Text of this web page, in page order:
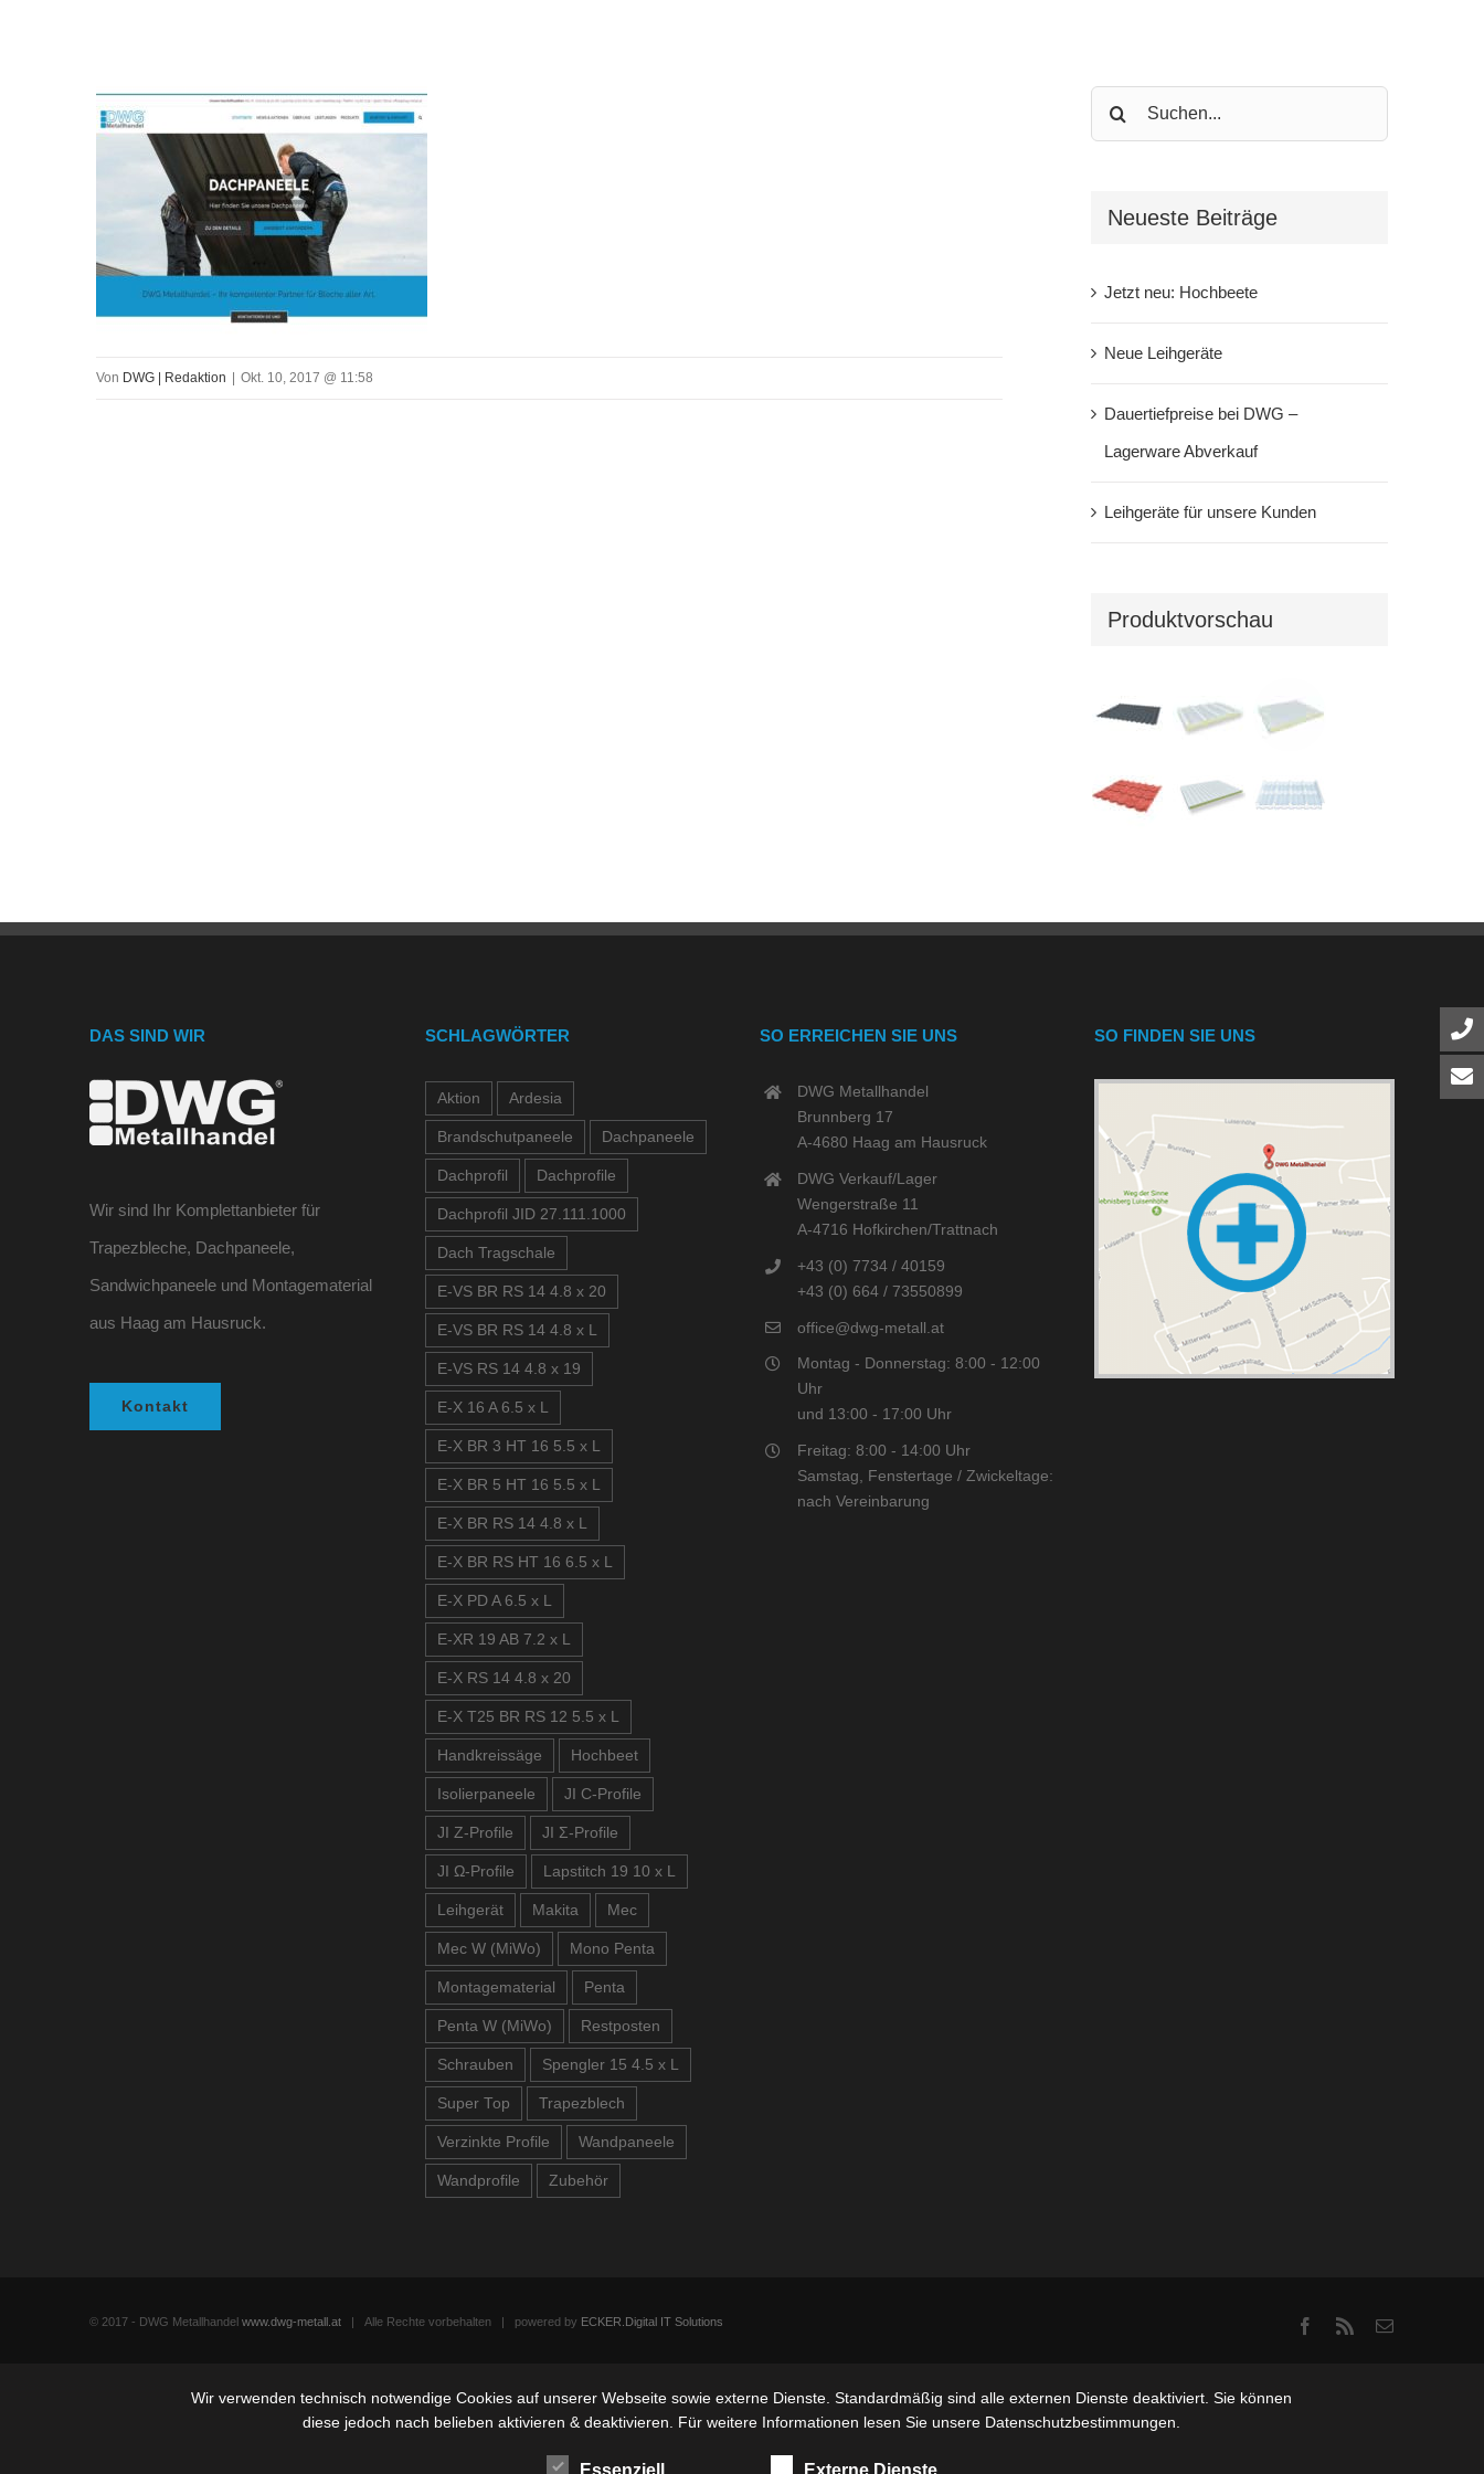
Von DWG | Redaktion Okt. 10, 2017 @ 11:58
Search
for:
Neueste Beiträge
Jetzt neu: Hochbeete
Neue Leihgeräte
Dauertiefpreise bei DWG –
Lagerware Abverkauf
Leihgeräte für unsere Kunden
Produktvorschau
DAS SIND WIR
Wir sind Ihr Komplettanbieter für
Trapezbleche, Dachpaneele,
Sandwichpaneele und Montagematerial
aus Haag am Hausruck.
Kontakt
SCHLAGWÖRTER
Aktion Ardesia
Brandschutpaneele Dachpaneele
Dachprofil Dachprofile
Dachprofil JID 27.111.1000
Dach Tragschale
E-VS BR RS 14 4.8 x 20
E-VS BR RS 14 4.8 x L
E-VS RS 14 4.8 x 19
E-X 16 A 6.5 x L
E-X BR 3 HT 16 5.5 x L
E-X BR 5 HT 16 5.5 x L
E-X BR RS 14 4.8 x L
E-X BR RS HT 16 6.5 x L
E-X PD A 6.5 x L
E-XR 19 AB 7.2 x L
E-X RS 14 4.8 x 20
E-X T25 BR RS 12 5.5 x L
Handkreissäge Hochbeet
Isolierpaneele JI C-Profile
JI Z-Profile JI Σ-Profile
JI Ω-Profile Lapstitch 19 10 x L
Leihgerät Makita Mec
Mec W (MiWo) Mono Penta
Montagematerial Penta
Penta W (MiWo) Restposten
Schrauben Spengler 15 4.5 x L
Super Top Trapezblech
Verzinkte Profile Wandpaneele
Wandprofile Zubehör
SO ERREICHEN SIE UNS
DWG Metallhandel
Brunnberg 17
A-4680 Haag am Hausruck
DWG Verkauf/Lager
Wengerstraße 11
A-4716 Hofkirchen/Trattnach
+43 (0) 7734 / 40159
+43 (0) 664 / 73550899
office@dwg-metall.at
Montag - Donnerstag: 8:00 - 12:00
Uhr
und 13:00 - 17:00 Uhr
Freitag: 8:00 - 14:00 Uhr
Samstag, Fenstertage / Zwickeltage:
nach Vereinbarung
SO FINDEN SIE UNS
© 2017 - DWG Metallhandelwww.dwg-metall.at | Alle Rechte vorbehalten | powered by ECKER.Digital IT Solutions Facebook
Rss Email
Wir verwenden technisch notwendige Cookies auf unserer Webseite sowie externe Dienste. Standardmäßig sind alle externen Dienste deaktiviert. Sie können
diese jedoch nach belieben aktivieren & deaktivieren. Für weitere Informationen lesen Sie unsere Datenschutzbestimmungen.
Essenziell Externe Dienste